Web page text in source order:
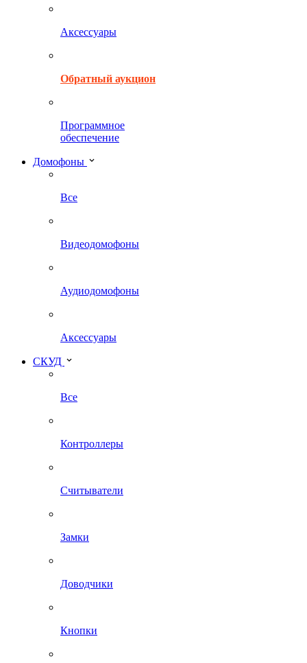
Аксессуары
Обратный аукцион
Программное
обеспечение
Домофоны
Все
Видеодомофоны
Аудиодомофоны
Аксессуары
СКУД
Все
Контроллеры
Считыватели
Замки
Доводчики
Кнопки